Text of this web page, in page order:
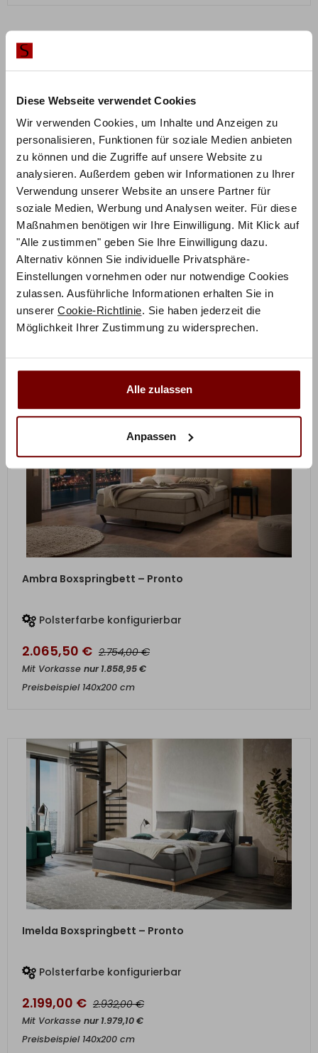
Diese Webseite verwendet Cookies
Wir verwenden Cookies, um Inhalte und Anzeigen zu
personalisieren, Funktionen für soziale Medien anbieten
zu können und die Zugriffe auf unsere Website zu
analysieren. Außerdem geben wir Informationen zu Ihrer
Verwendung unserer Website an unsere Partner für
soziale Medien, Werbung und Analysen weiter. Für diese
Maßnahmen benötigen wir Ihre Einwilligung. Mit Klick auf
"Alle zustimmen" geben Sie Ihre Einwilligung dazu.
Alternativ können Sie individuelle Privatsphäre-
Einstellungen vornehmen oder nur notwendige Cookies
zulassen. Ausführliche Informationen erhalten Sie in
unserer Cookie-Richtlinie. Sie haben jederzeit die
Möglichkeit Ihrer Zustimmung zu widersprechen.
Alle zulassen
Anpassen
ZUM PRODUKT
Marisol Boxspringbett – Pronto
2.127,00€ 2.836,00€
Mit Vorkassenur1.914,30€
Preisbeispiel 140x200 cm
Ambra Boxspringbett – Pronto
Polsterfarbe konfigurierbar
2.065,50 € 2.754,00€
Mit Vorkasse nur1.858,95€
Preisbeispiel 140x200 cm
Imelda Boxspringbett – Pronto
Polsterfarbe konfigurierbar
2.199,00 € 2.932,00€
Mit Vorkasse nur1.979,10€
Preisbeispiel 140x200 cm